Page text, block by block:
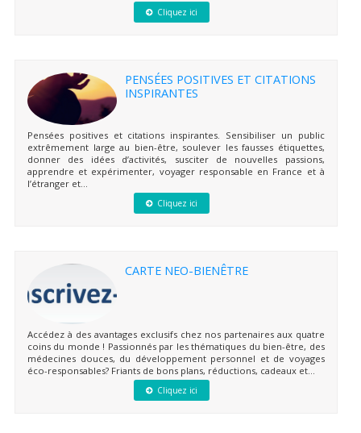
Cliquez ici
PENSÉES POSITIVES ET CITATIONS
INSPIRANTES
Pensées positives et citations inspirantes. Sensibiliser un public
extrêmement large au bien-être, soulever les fausses étiquettes,
donner des idées d’activités, susciter de nouvelles passions,
apprendre et expérimenter, voyager responsable en France et à
l’étranger et...
Cliquez ici
CARTE NEO-BIENÊTRE
Accédez à des avantages exclusifs chez nos partenaires aux quatre
coins du monde ! Passionnés par les thématiques du bien-être, des
médecines douces, du développement personnel et de voyages
éco-responsables? Friants de bons plans, réductions, cadeaux et...
Cliquez ici